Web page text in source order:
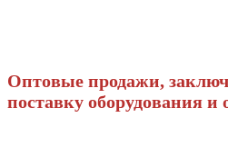
Оптовые продажи,
поставку оборудования и